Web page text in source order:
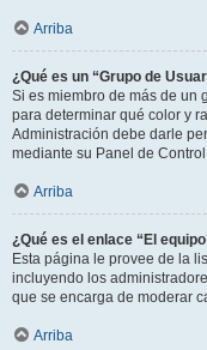
Arriba
¿Qué es un “Grupo de
Si es miembro de más de un
para determinar qué color y
Administración debe darle
mediante su Panel de
Arriba
¿Qué es el enlace “El
Esta página le provee de la
incluyendo los
que se encarga de moderar
Arriba